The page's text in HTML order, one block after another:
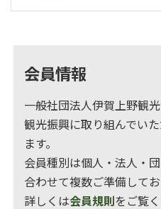
会員情報
一般社団法人伊賀上野観
観光振興に取り組んでい
ます。
会員種別は個人・法人・
合わせて複数ご準備してお
詳しくは会員規則をご覧